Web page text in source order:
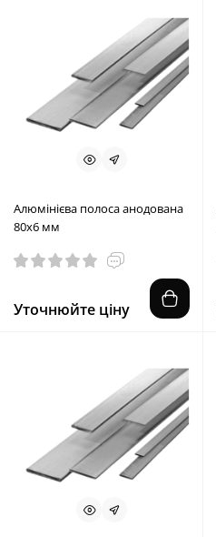
Алюмінієва полоса анодована
80х6 мм
Уточнюйте ціну